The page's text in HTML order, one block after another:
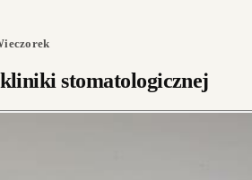
stomatologicznej